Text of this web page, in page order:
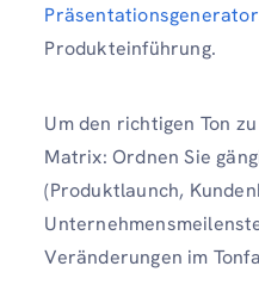
Produkteinführung.
Um den richtigen Ton
Matrix: Ordnen Sie
(Produktlaunch,
Veränderungen im